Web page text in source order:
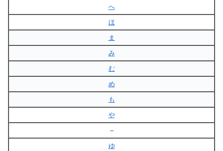
へ
ほ
ま
み
む
め
も
や
–
ゆ